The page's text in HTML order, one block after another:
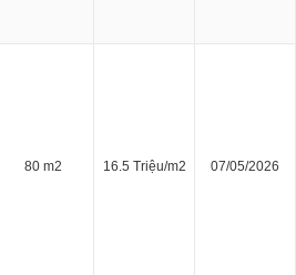
80 m2 16.5 Triệu/m2 07/05/2026